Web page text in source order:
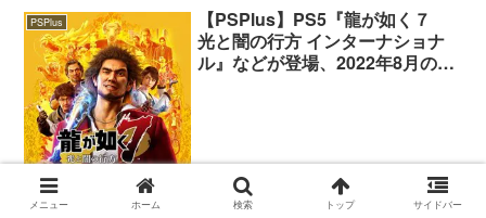
PSPlus
【PSPlus】PS5『龍が如く７
光と闇の行方 インターナショナ
ル』などが登場、2022年8月の
メニュー ホーム 検索 トップ サイドバー